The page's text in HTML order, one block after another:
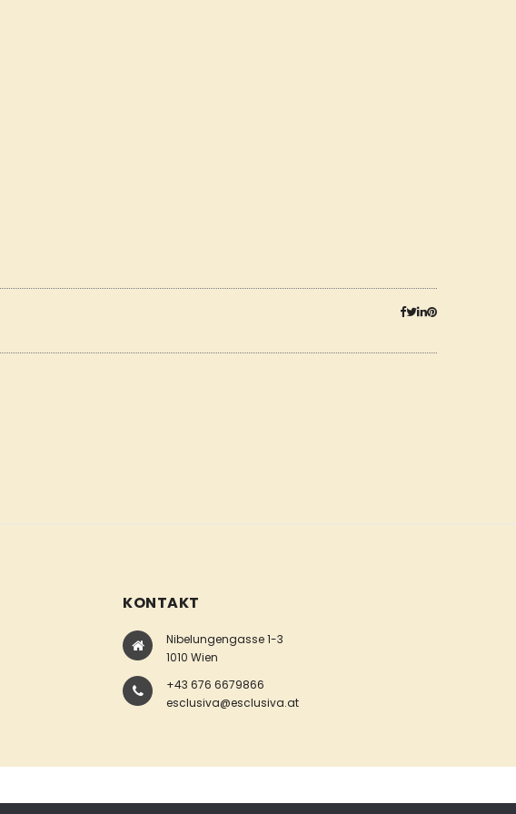
KONTAKT
Nibelungengasse 1-3
1010 Wien
+43 676 6679866
esclusiva@esclusiva.at